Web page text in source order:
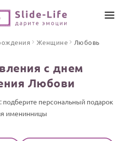
Женщине Любовь
с днем
Любови
подберите персональный подарок
именинницы